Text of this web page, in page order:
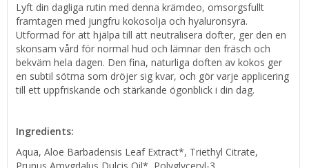
Lyft din dagliga rutin med denna krämdeo, omsorgsfullt
framtagen med jungfru kokosolja och hyaluronsyra.
Utformad för att hjälpa till att neutralisera dofter, ger den en
skonsam vård för normal hud och lämnar den fräsch och
bekväm hela dagen. Den fina, naturliga doften av kokos ger
en subtil sötma som dröjer sig kvar, och gör varje applicering
till ett uppfriskande och stärkande ögonblick i din dag.
Ingredients:
Aqua, Aloe Barbadensis Leaf Extract*, Triethyl Citrate,